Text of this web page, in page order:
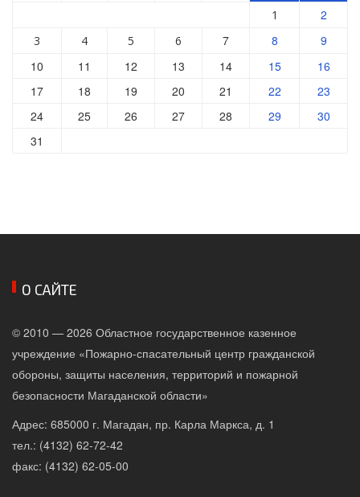
1 2
3 4 5 6 7 8
9
10
11 12 13 14 15
16
17
18 19 20 21 22
23
24
25 26 27 28 29
30
31
О САЙТЕ
© 2010 — 2026 Областное государственное казенное
учреждение «Пожарно-спасательный центр гражданской
обороны, защиты населения, территорий и пожарной
безопасности Магаданской области»
Адрес: 685000 г. Магадан, пр. Карла Маркса, д. 1
тел.: (4132) 62-72-42
факс: (4132) 62-05-00